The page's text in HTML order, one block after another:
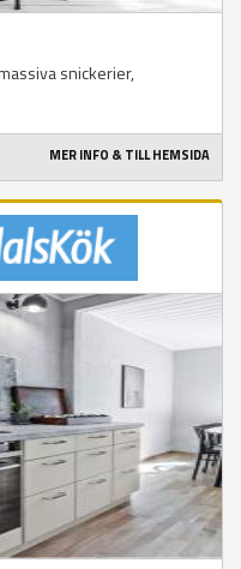
snickerier,
MER INFO & TILL HEMSIDA